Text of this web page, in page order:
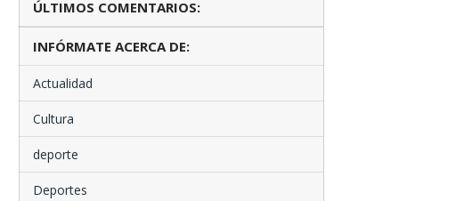
ÚLTIMOS COMENTARIOS:
INFÓRMATE ACERCA DE:
Actualidad
Cultura
deporte
Deportes